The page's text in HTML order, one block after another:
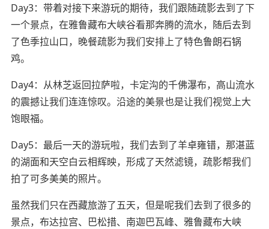
Day3：带着对接下来游玩的期待，我们跟随疏影去到了下
一个景点，在雅鲁藏布大峡谷看那奔腾的流水，随后去到
了色季拉山口，晚餐疏影为我们安排上了特色鲁朗石锅
鸡。
Day4：从林芝返回拉萨啦，卡定沟的千佛瀑布，高山流水
的震撼让我们连连惊叹。沿途的美景也是让我们视觉上大
饱眼福。
Day5：最后一天的游玩啦，我们去到了羊卓雍错，那湛蓝
的湖面和天空白云相辉映，形成了天然滤镜，疏影帮我们
拍了可多美美的照片。
虽然我们只在西藏旅游了五天，但是呢我们去到了很多的
景点，布达拉宫、巴松措、南迦巴瓦峰、雅鲁藏布大峡